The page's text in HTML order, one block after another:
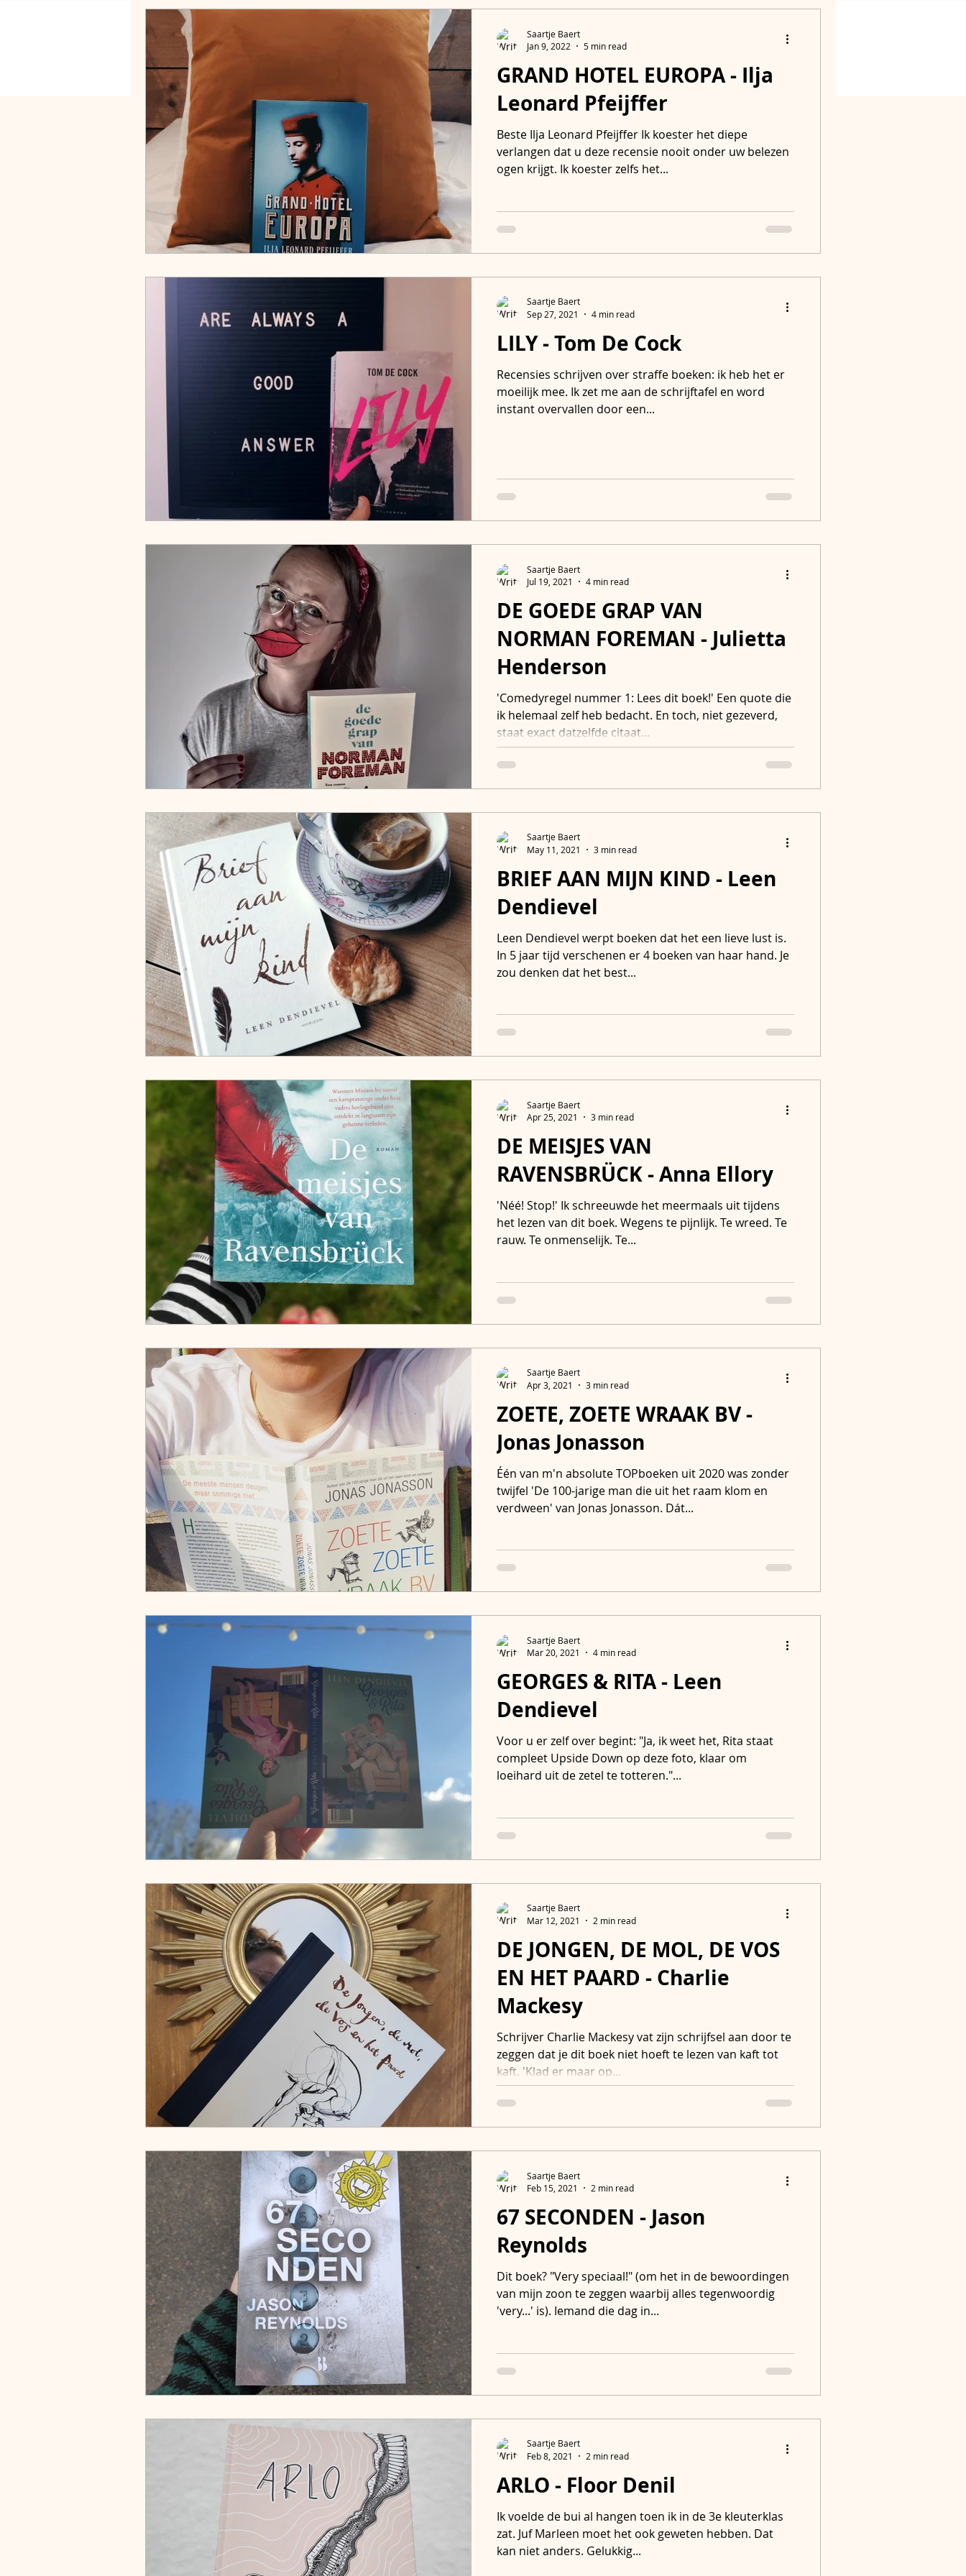
HOME Boekendate Print & Go! Webshop Contact
GRAND HOTEL EUROPA - Ilja
Leonard Pfeijffer
Beste Ilja Leonard Pfeijffer Ik koester het diepe
verlangen dat u deze recensie nooit onder uw belezen
ogen krijgt. Ik koester zelfs het...
Saartje Baert
Jan 9, 2022
5 min read
LILY - Tom De Cock
Recensies schrijven over straffe boeken: ik heb het er
moeilijk mee. Ik zet me aan de schrijftafel en word
instant overvallen door een...
Saartje Baert
Sep 27, 2021
4 min read
DE GOEDE GRAP VAN
NORMAN FOREMAN - Julietta
Henderson
'Comedyregel nummer 1: Lees dit boek!' Een quote die
ik helemaal zelf heb bedacht. En toch, niet gezeverd,
staat exact datzelfde citaat...
Saartje Baert
Jul 19, 2021
4 min read
BRIEF AAN MIJN KIND - Leen
Dendievel
Leen Dendievel werpt boeken dat het een lieve lust is.
In 5 jaar tijd verschenen er 4 boeken van haar hand. Je
zou denken dat het best...
Saartje Baert
May 11, 2021
3 min read
DE MEISJES VAN
RAVENSBRÜCK - Anna Ellory
'Néé! Stop!' Ik schreeuwde het meermaals uit tijdens
het lezen van dit boek. Wegens te pijnlijk. Te wreed. Te
rauw. Te onmenselijk. Te...
Saartje Baert
Apr 25, 2021
3 min read
ZOETE, ZOETE WRAAK BV -
Jonas Jonasson
Één van m'n absolute TOPboeken uit 2020 was zonder
twijfel 'De 100-jarige man die uit het raam klom en
verdween' van Jonas Jonasson. Dát...
Saartje Baert
Apr 3, 2021
3 min read
GEORGES & RITA - Leen
Dendievel
Voor u er zelf over begint: "Ja, ik weet het, Rita staat
compleet Upside Down op deze foto, klaar om
loeihard uit de zetel te totteren."...
Saartje Baert
Mar 20, 2021
4 min read
DE JONGEN, DE MOL, DE VOS
EN HET PAARD - Charlie
Mackesy
Schrijver Charlie Mackesy vat zijn schrijfsel aan door te
zeggen dat je dit boek niet hoeft te lezen van kaft tot
kaft. 'Klad er maar op...
Saartje Baert
Mar 12, 2021
2 min read
67 SECONDEN - Jason
Reynolds
Dit boek? "Very speciaal!" (om het in de bewoordingen
van mijn zoon te zeggen waarbij alles tegenwoordig
'very...' is). Iemand die dag in...
Saartje Baert
Feb 15, 2021
2 min read
ARLO - Floor Denil
Ik voelde de bui al hangen toen ik in de 3e kleuterklas
zat. Juf Marleen moet het ook geweten hebben. Dat
kan niet anders. Gelukkig...
Saartje Baert
Feb 8, 2021
2 min read